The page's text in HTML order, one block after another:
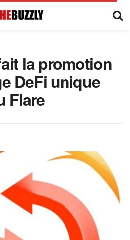
la promotion
DeFi unique
Flare